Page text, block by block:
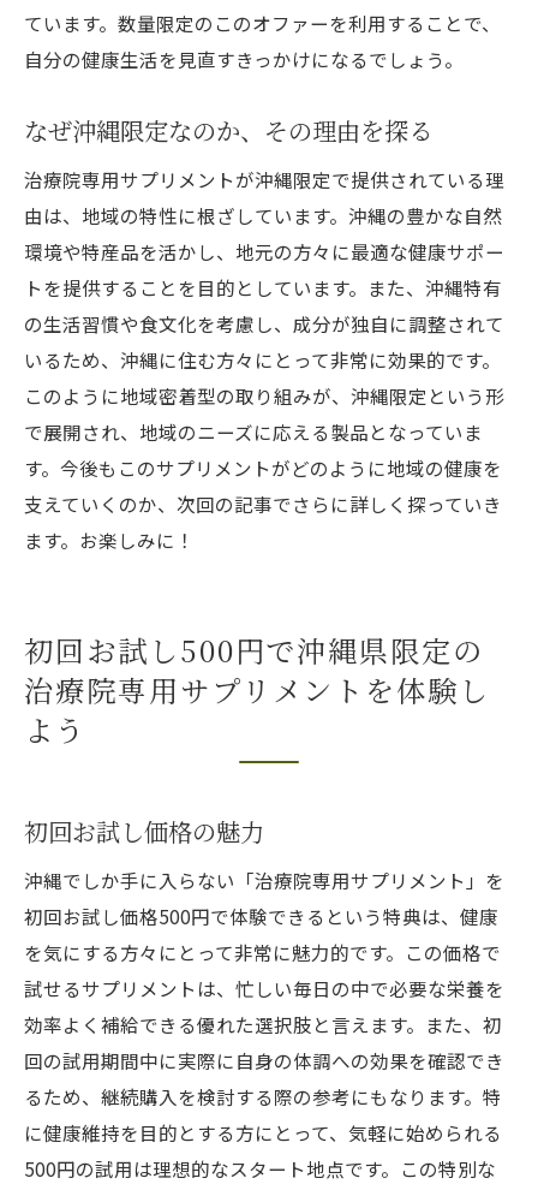
ています。数量限定のこのオファーを利用することで、
自分の健康生活を見直すきっかけになるでしょう。
なぜ沖縄限定なのか、その理由を探る
治療院専用サプリメントが沖縄限定で提供されている理
由は、地域の特性に根ざしています。沖縄の豊かな自然
環境や特産品を活かし、地元の方々に最適な健康サポー
トを提供することを目的としています。また、沖縄特有
の生活習慣や食文化を考慮し、成分が独自に調整されて
いるため、沖縄に住む方々にとって非常に効果的です。
このように地域密着型の取り組みが、沖縄限定という形
で展開され、地域のニーズに応える製品となっていま
す。今後もこのサプリメントがどのように地域の健康を
支えていくのか、次回の記事でさらに詳しく探っていき
ます。お楽しみに！
初回お試し500円で沖縄県限定の
治療院専用サプリメントを体験し
よう
初回お試し価格の魅力
沖縄でしか手に入らない「治療院専用サプリメント」を
初回お試し価格500円で体験できるという特典は、健康
を気にする方々にとって非常に魅力的です。この価格で
試せるサプリメントは、忙しい毎日の中で必要な栄養を
効率よく補給できる優れた選択肢と言えます。また、初
回の試用期間中に実際に自身の体調への効果を確認でき
るため、継続購入を検討する際の参考にもなります。特
に健康維持を目的とする方にとって、気軽に始められる
500円の試用は理想的なスタート地点です。この特別な